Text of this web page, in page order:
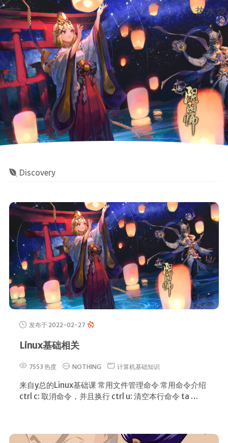
Discovery
发布于 2022-02-27
Linux基础相关
7553 热度 NOTHING 计算机基础知识
来自y总的Linux基础课 常用文件管理命令 常用命令介绍
ctrl c: 取消命令，并且换行 ctrl u: 清空本行命令 ta …
热水袋
首页
实验室
scholar home
导航
友链！
李雨轩
Ifan Tsai
ACM菜鸡
生涯
2019Icpc选拔赛
uva
友情链接